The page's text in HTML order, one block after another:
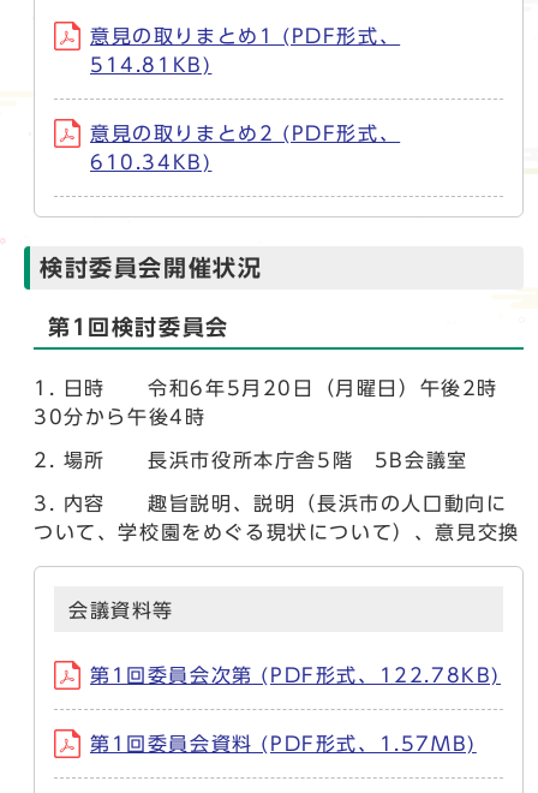
意見の取りまとめ1 (PDF形式、
514.81KB)
意見の取りまとめ2 (PDF形式、
610.34KB)
検討委員会開催状況
第1回検討委員会
日時 令和6年5月20日（月曜日）午後2時
30分から午後4時
場所 長浜市役所本庁舎5階 5B会議室
内容 趣旨説明、説明（長浜市の人口動向に
ついて、学校園をめぐる現状について）、意見交換
会議資料等
第1回委員会次第 (PDF形式、122.78KB)
第1回委員会資料 (PDF形式、1.57MB)